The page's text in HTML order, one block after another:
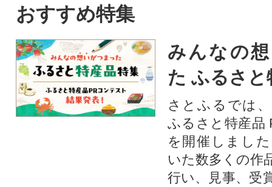
おすすめ特集
みんなの
た ふるさと
さとふるでは
ふるさと特産品
を開催しまし
いた数多くの作
行い、見事、受